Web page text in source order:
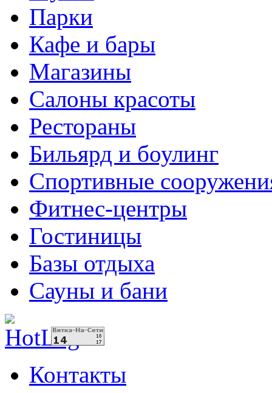
Парки
Кафе и бары
Магазины
Салоны красоты
Рестораны
Бильярд и боулинг
Спортивные
Фитнес-центры
Гостиницы
Базы отдыха
Сауны и бани
Контакты